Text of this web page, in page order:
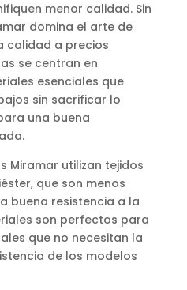
menor calidad. Sin
domina el arte de
calidad a precios
se centran en
esenciales que
sin sacrificar lo
una buena
Miramar utilizan tejidos
que son menos
buena resistencia a la
son perfectos para
que no necesitan la
de los modelos